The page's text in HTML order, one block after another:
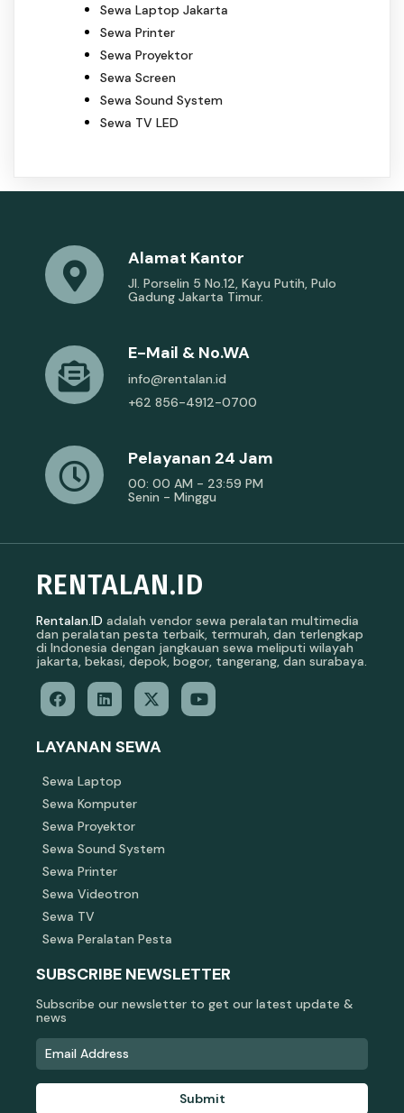
Sewa Laptop Jakarta
Sewa Printer
Sewa Proyektor
Sewa Screen
Sewa Sound System
Sewa TV LED
Alamat Kantor
Jl. Porselin 5 No.12, Kayu Putih, Pulo
Gadung Jakarta Timur.
E-Mail & No.WA
info@rentalan.id
+62 856-4912-0700
Pelayanan 24 Jam
00: 00 AM - 23:59 PM
Senin - Minggu
RENTALAN.ID
Rentalan.ID adalah vendor sewa peralatan multimedia
dan peralatan pesta terbaik, termurah, dan terlengkap
di Indonesia dengan jangkauan sewa meliputi wilayah
jakarta, bekasi, depok, bogor, tangerang, dan surabaya.
LAYANAN SEWA
Sewa Laptop
Sewa Komputer
Sewa Proyektor
Sewa Sound System
Sewa Printer
Sewa Videotron
Sewa TV
Sewa Peralatan Pesta
SUBSCRIBE NEWSLETTER
Subscribe our newsletter to get our latest update &
news
Submit